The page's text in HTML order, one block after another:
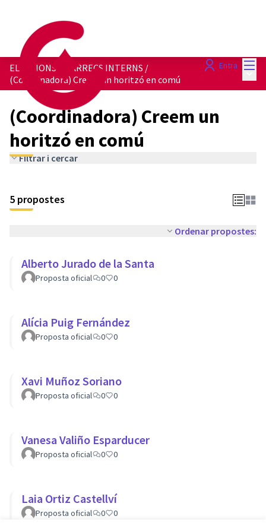
Entra
ELECCIONS A CÀRRECS INTERNS /
(Coordinadora) Creem un horitzó en comú
(Coordinadora) Creem un
horitzó en comú
Filtrar i cercar
5 propostes
Ordenar propostes:
Alberto Jurado de la Santa
Proposta oficial 0 0
Alícia Puig Fernández
Proposta oficial 0 0
Xavi Muñoz Soriano
Proposta oficial 0 0
Vanesa Valiño Esparducer
Proposta oficial 0 0
Laia Ortiz Castellví
Proposta oficial 0 0